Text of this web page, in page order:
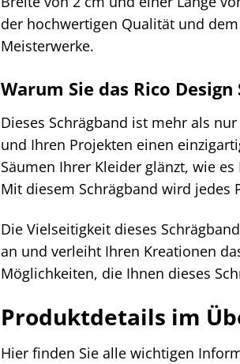
der hochwertigen Qualität und
Meisterwerke.
Warum Sie das Rico
Dieses Schrägband ist mehr als
und Ihren Projekten einen
Säumen Ihrer Kleider glänzt, wie
Mit diesem Schrägband wird jedes
Die Vielseitigkeit dieses
an und verleiht Ihren Kreationen
Möglichkeiten, die Ihnen dieses
Produktdetails im
Hier finden Sie alle wichtigen